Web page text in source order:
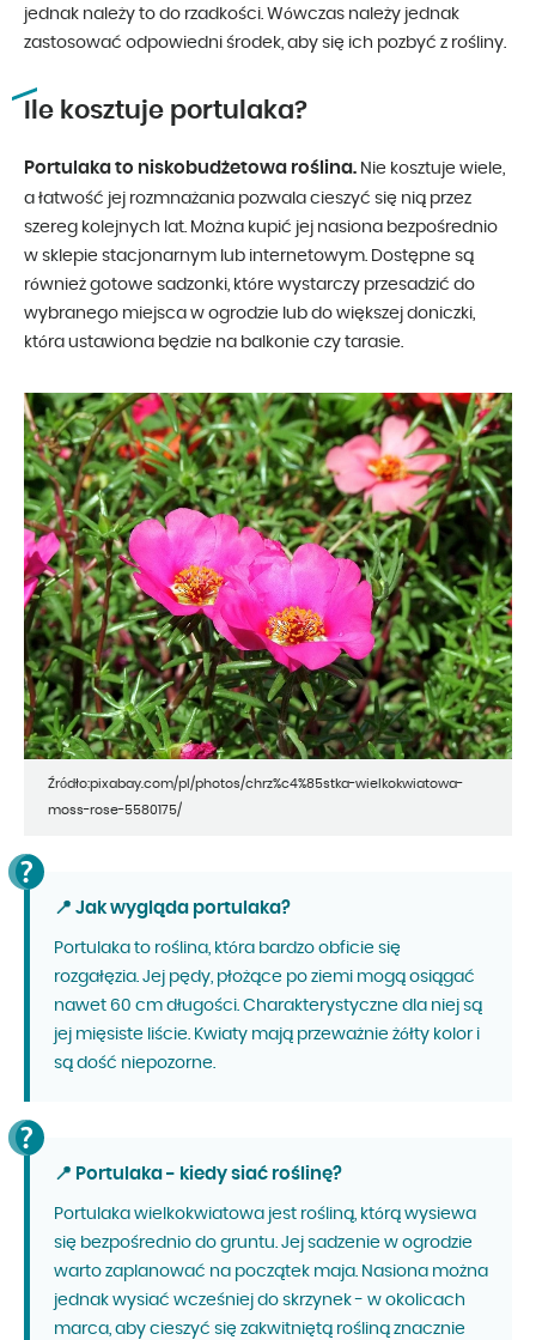
jednak należy to do rzadkości. Wówczas należy jednak
zastosować odpowiedni środek, aby się ich pozbyć z rośliny.
Ile kosztuje portulaka?
Portulaka to niskobudżetowa roślina. Nie kosztuje wiele,
a łatwość jej rozmnażania pozwala cieszyć się nią przez
szereg kolejnych lat. Można kupić jej nasiona bezpośrednio
w sklepie stacjonarnym lub internetowym. Dostępne są
również gotowe sadzonki, które wystarczy przesadzić do
wybranego miejsca w ogrodzie lub do większej doniczki,
która ustawiona będzie na balkonie czy tarasie.
Źródło:pixabay.com/pl/photos/chrz%c4%85stka-wielkokwiatowa-
moss-rose-5580175/
📍 Jak wygląda portulaka?
Portulaka to roślina, która bardzo obficie się
rozgałęzia. Jej pędy, płożące po ziemi mogą osiągać
nawet 60 cm długości. Charakterystyczne dla niej są
jej mięsiste liście. Kwiaty mają przeważnie żółty kolor i
są dość niepozorne.
📍 Portulaka - kiedy siać roślinę?
Portulaka wielkokwiatowa jest rośliną, którą wysiewa
się bezpośrednio do gruntu. Jej sadzenie w ogrodzie
warto zaplanować na początek maja. Nasiona można
jednak wysiać wcześniej do skrzynek - w okolicach
marca, aby cieszyć się zakwitniętą rośliną znacznie